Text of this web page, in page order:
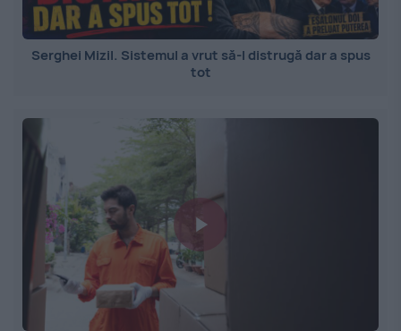
Serghei Mizil. Sistemul a vrut să-l distrugă dar a spus
tot